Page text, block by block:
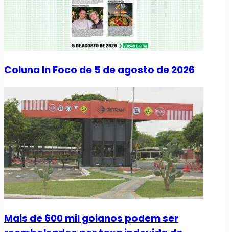
Coluna In Foco de 5 de agosto de 2026
Mais de 600 mil goianos podem ser